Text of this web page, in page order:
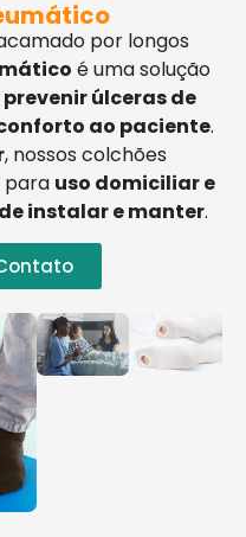
por longos
é uma solução
prevenir úlceras de
ao paciente.
, nossos colchões
para uso domiciliar e
instalar e manter.